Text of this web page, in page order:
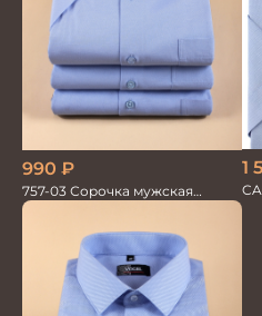
990 ₽
757-03 Сорочка мужская
кор.рукав
1